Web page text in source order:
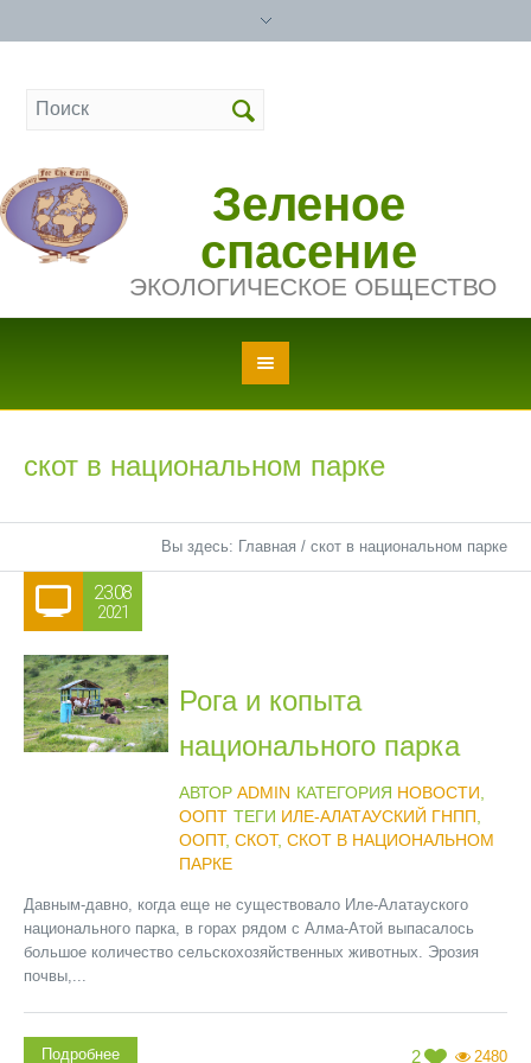
Зеленое
спасение
ЭКОЛОГИЧЕСКОЕ ОБЩЕСТВО
скот в национальном парке
Вы здесь: Главная / скот в национальном парке
23.08
2021
Рога и копыта
национального парка
АВТОР ADMIN КАТЕГОРИЯ НОВОСТИ
ООПТ ТЕГИ ИЛЕ-АЛАТАУСКИЙ ГНПП
ООПТ, СКОТ, СКОТ В НАЦИОНАЛЬНОМ
ПАРКЕ
Давным-давно, когда еще не существовало Иле-Алатауского
национального парка, в горах рядом с Алма-Атой выпасалось
большое количество сельскохозяйственных животных. Эрозия
почвы,...
2 2480
Подробнее